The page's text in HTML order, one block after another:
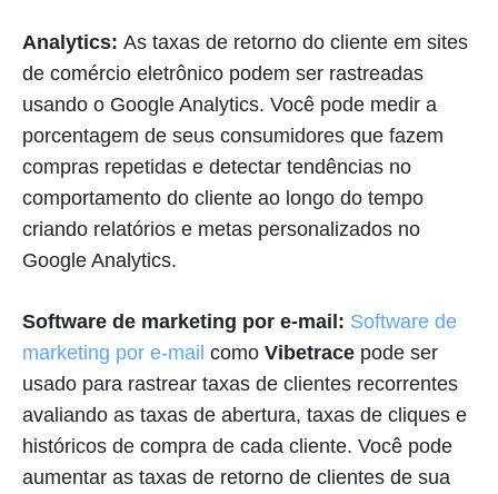
Analytics: As taxas de retorno do cliente em sites
de comércio eletrônico podem ser rastreadas
usando o Google Analytics. Você pode medir a
porcentagem de seus consumidores que fazem
compras repetidas e detectar tendências no
comportamento do cliente ao longo do tempo
criando relatórios e metas personalizados no
Google Analytics.
Software de marketing por e-mail: Software de
marketing por e-mail como Vibetrace pode ser
usado para rastrear taxas de clientes recorrentes
avaliando as taxas de abertura, taxas de cliques e
históricos de compra de cada cliente. Você pode
aumentar as taxas de retorno de clientes de sua